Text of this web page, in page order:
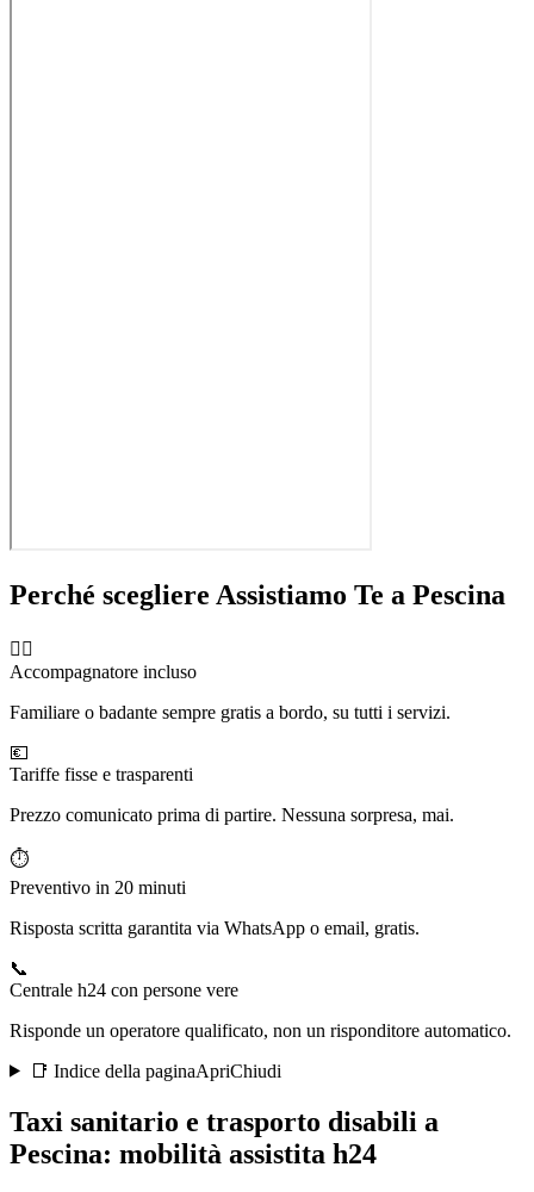
Perché scegliere Assistiamo Te a Pescina
🧑‍⚕️
Accompagnatore incluso
Familiare o badante sempre gratis a bordo, su tutti i servizi.
💶
Tariffe fisse e trasparenti
Prezzo comunicato prima di partire. Nessuna sorpresa, mai.
⏱️
Preventivo in 20 minuti
Risposta scritta garantita via WhatsApp o email, gratis.
📞
Centrale h24 con persone vere
Risponde un operatore qualificato, non un risponditore automatico.
📑 Indice della paginaApriChiudi
Taxi sanitario e trasporto disabili a
Pescina: mobilità assistita h24